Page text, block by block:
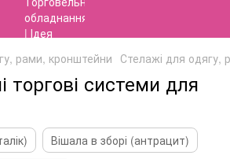
рами, кронштейни Стелажі для одягу,
торгові системи для
Вішала в зборі (антрацит)